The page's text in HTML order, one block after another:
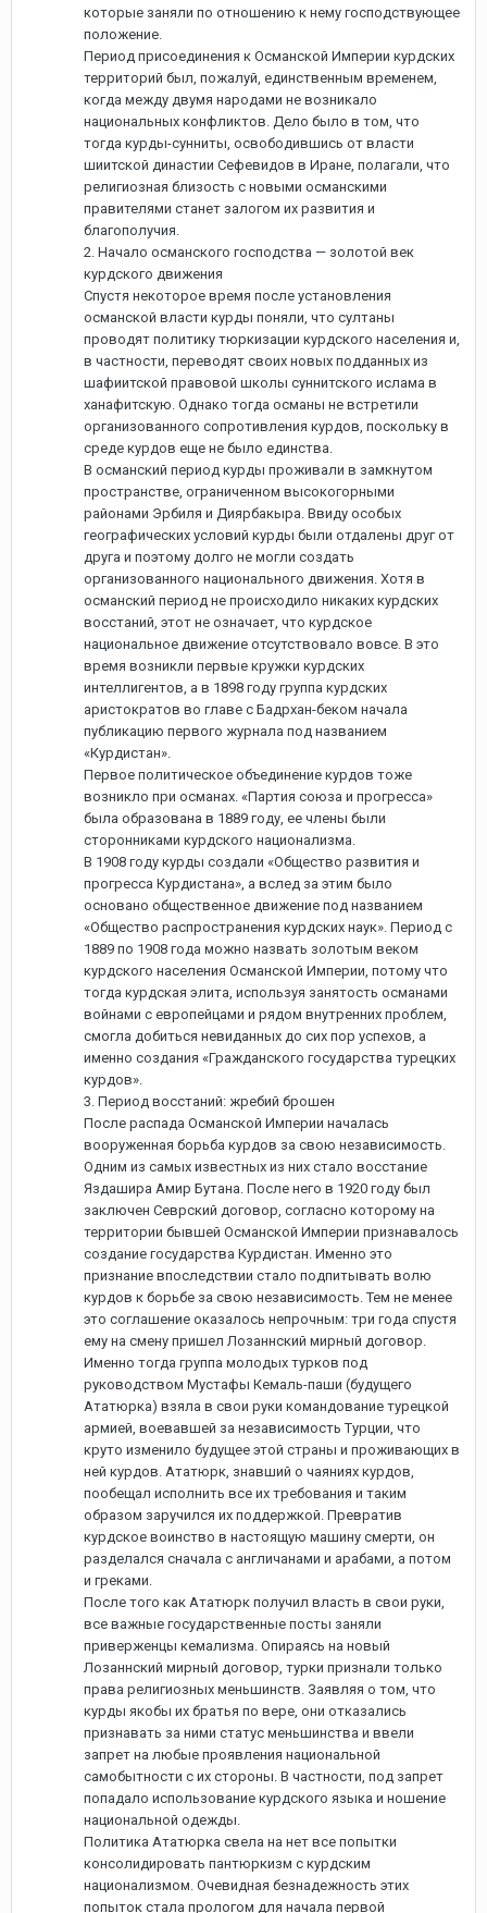
которые заняли по отношению к нему господствующее
положение.
Период присоединения к Османской Империи курдских
территорий был, пожалуй, единственным временем,
когда между двумя народами не возникало
национальных конфликтов. Дело было в том, что
тогда курды-сунниты, освободившись от власти
шиитской династии Сефевидов в Иране, полагали, что
религиозная близость с новыми османскими
правителями станет залогом их развития и
благополучия.
2. Начало османского господства — золотой век
курдского движения
Спустя некоторое время после установления
османской власти курды поняли, что султаны
проводят политику тюркизации курдского населения и,
в частности, переводят своих новых подданных из
шафиитской правовой школы суннитского ислама в
ханафитскую. Однако тогда османы не встретили
организованного сопротивления курдов, поскольку в
среде курдов еще не было единства.
В османский период курды проживали в замкнутом
пространстве, ограниченном высокогорными
районами Эрбиля и Диярбакыра. Ввиду особых
географических условий курды были отдалены друг от
друга и поэтому долго не могли создать
организованного национального движения. Хотя в
османский период не происходило никаких курдских
восстаний, этот не означает, что курдское
национальное движение отсутствовало вовсе. В это
время возникли первые кружки курдских
интеллигентов, а в 1898 году группа курдских
аристократов во главе с Бадрхан-беком начала
публикацию первого журнала под названием
«Курдистан».
Первое политическое объединение курдов тоже
возникло при османах. «Партия союза и прогресса»
была образована в 1889 году, ее члены были
сторонниками курдского национализма.
В 1908 году курды создали «Общество развития и
прогресса Курдистана», а вслед за этим было
основано общественное движение под названием
«Общество распространения курдских наук». Период с
1889 по 1908 года можно назвать золотым веком
курдского населения Османской Империи, потому что
тогда курдская элита, используя занятость османами
войнами с европейцами и рядом внутренних проблем,
смогла добиться невиданных до сих пор успехов, а
именно создания «Гражданского государства турецких
курдов».
3. Период восстаний: жребий брошен
После распада Османской Империи началась
вооруженная борьба курдов за свою независимость.
Одним из самых известных из них стало восстание
Яздашира Амир Бутана. После него в 1920 году был
заключен Севрский договор, согласно которому на
территории бывшей Османской Империи признавалось
создание государства Курдистан. Именно это
признание впоследствии стало подпитывать волю
курдов к борьбе за свою независимость. Тем не менее
это соглашение оказалось непрочным: три года спустя
ему на смену пришел Лозаннский мирный договор.
Именно тогда группа молодых турков под
руководством Мустафы Кемаль-паши (будущего
Ататюрка) взяла в свои руки командование турецкой
армией, воевавшей за независимость Турции, что
круто изменило будущее этой страны и проживающих в
ней курдов. Ататюрк, знавший о чаяниях курдов,
пообещал исполнить все их требования и таким
образом заручился их поддержкой. Превратив
курдское воинство в настоящую машину смерти, он
разделался сначала с англичанами и арабами, а потом
и греками.
После того как Ататюрк получил власть в свои руки,
все важные государственные посты заняли
приверженцы кемализма. Опираясь на новый
Лозаннский мирный договор, турки признали только
права религиозных меньшинств. Заявляя о том, что
курды якобы их братья по вере, они отказались
признавать за ними статус меньшинства и ввели
запрет на любые проявления национальной
самобытности с их стороны. В частности, под запрет
попадало использование курдского языка и ношение
национальной одежды.
Политика Ататюрка свела на нет все попытки
консолидировать пантюркизм с курдским
национализмом. Очевидная безнадежность этих
попыток стала прологом для начала первой